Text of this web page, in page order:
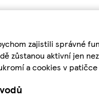
zajistili správné
zůstanou aktivní jen
a cookies v